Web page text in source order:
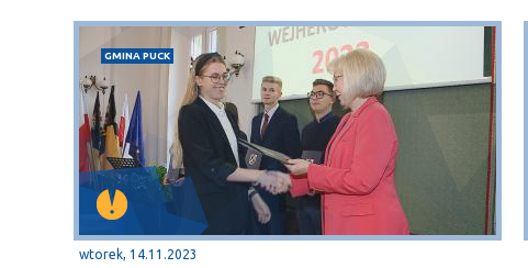
GMINA PUCK
wtorek, 14.11.2023